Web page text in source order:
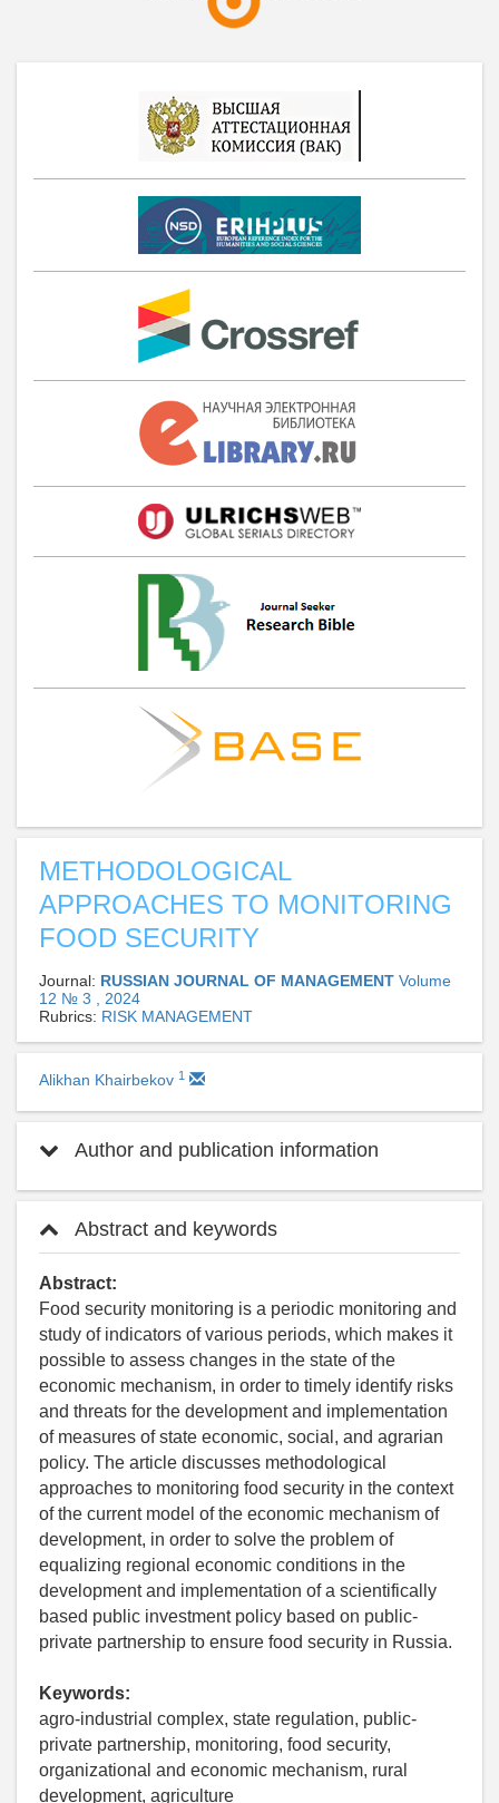
METHODOLOGICAL
APPROACHES TO MONITORING
FOOD SECURITY
Journal: RUSSIAN JOURNAL OF MANAGEMENT Volume
12 № 3 , 2024
Rubrics: RISK MANAGEMENT
Alikhan Khairbekov 1
Author and publication information
Abstract and keywords
Abstract:
Food security monitoring is a periodic monitoring and
study of indicators of various periods, which makes it
possible to assess changes in the state of the
economic mechanism, in order to timely identify risks
and threats for the development and implementation
of measures of state economic, social, and agrarian
policy. The article discusses methodological
approaches to monitoring food security in the context
of the current model of the economic mechanism of
development, in order to solve the problem of
equalizing regional economic conditions in the
development and implementation of a scientifically
based public investment policy based on public-
private partnership to ensure food security in Russia.
Keywords:
agro-industrial complex, state regulation, public-
private partnership, monitoring, food security,
organizational and economic mechanism, rural
development, agriculture